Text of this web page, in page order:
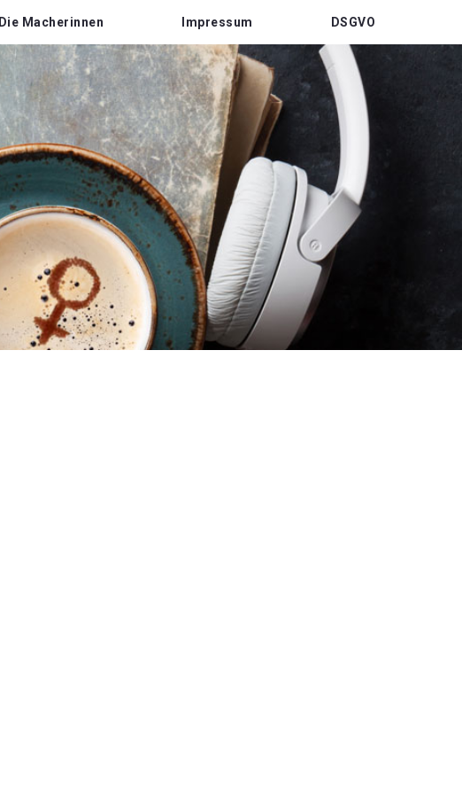
Die Macherinnen Impressum DSGVO